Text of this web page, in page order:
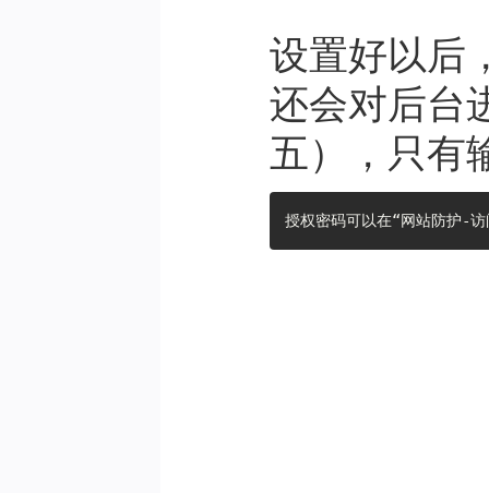
设置好以后
还会对后台
五），只有
授权密码可以在“网站防护-